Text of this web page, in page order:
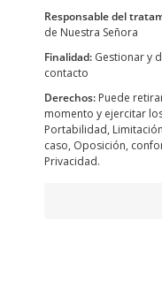
Responsable del
de Nuestra Señora
Finalidad: Gestionar y
contacto
Derechos: Puede
momento y ejercitar
Portabilidad,
caso, Oposición,
Privacidad.